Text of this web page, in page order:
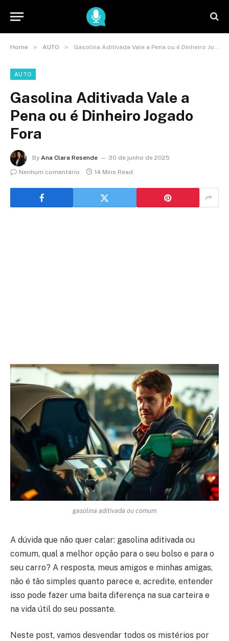
Home » AUTO » Gasolina Aditivada Vale a Pena ou é Dinheiro Jogado Fora
AUTO
Gasolina Aditivada Vale a
Pena ou é Dinheiro Jogado
Fora
By Ana Clara Resende
30 de junho de 2025
Nenhum comentário
14 Mins Read
gasolina aditivada ou comum
A dúvida que não quer calar: gasolina aditivada ou
comum, qual a melhor opção para o seu bolso e para o
seu carro? A resposta, meus amigos e minhas amigas,
não é tão simples quanto parece e, acredite, entender
isso pode fazer uma baita diferença na sua carteira e
na vida útil do seu possante.
Neste post, vamos desvendar todos os mistérios por